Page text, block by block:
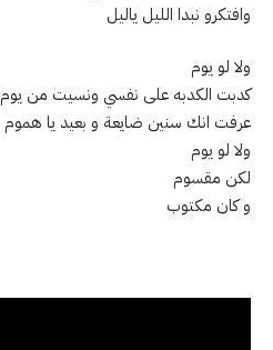
وافتكرو نبدا الليل ياليل
ولا لو يوم
كدبت الكدبه على نفسي ونسيت من يوم
عرفت انك سنين ضايعة و بعيد يا هموم
ولا لو يوم
لكن مقسوم
و كان مكتوب